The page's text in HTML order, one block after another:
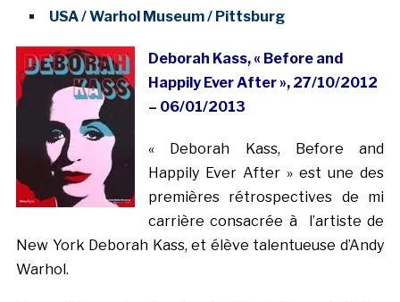
USA / Warhol Museum / Pittsburg
Deborah Kass, « Before and
Happily Ever After », 27/10/2012
– 06/01/2013
« Deborah Kass, Before and
Happily Ever After » est une des
premières rétrospectives de mi
carrière consacrée à l’artiste de
New York Deborah Kass, et élève talentueuse d’Andy
Warhol.